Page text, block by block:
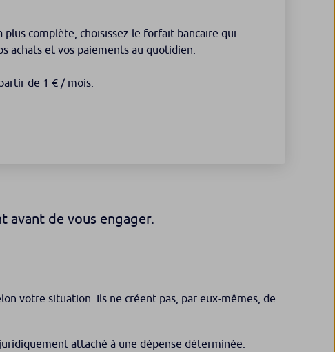
plus complète, choisissez le forfait bancaire qui
achats et vos paiements au quotidien.
de 1 € / mois.
avant de vous engager.
votre situation. Ils ne créent pas, par eux-mêmes, de
attaché à une dépense déterminée.